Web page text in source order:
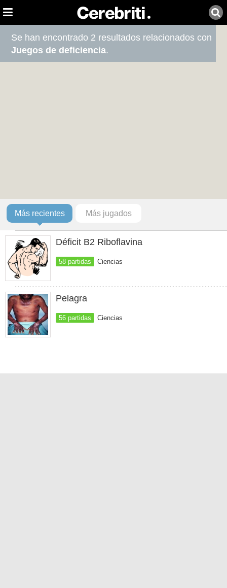
Se han encontrado 2 resultados relacionados con
Juegos de deficiencia.
Más recientes Más jugados
Déficit B2 Riboflavina
58 partidas Ciencias
Pelagra
56 partidas Ciencias